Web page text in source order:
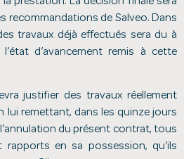
recommandations de Salveo. Dans
travaux déjà effectués sera du à
d’avancement remis à cette
justifier des travaux réellement
lui remettant, dans les quinze jours
du présent contrat, tous
rapports en sa possession, qu’ils